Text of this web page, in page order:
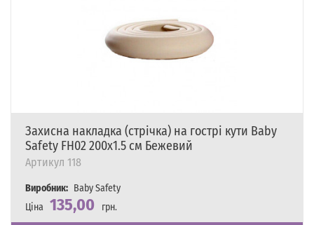
Захисна накладка (стрічка) на гострі кути Baby
Safety FH02 200х1.5 см Бежевий
Артикул 118
Виробник: Baby Safety
Ціна 135,00
грн.
Наявність
Є в наявності